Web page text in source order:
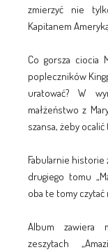
zmierzyć nie
Kapitanem
Co gorsza ciocia
popleczników
uratować? W
małżeństwo z
szansa, żeby
Fabularnie
drugiego tomu
oba te tomy czytać
Album zawiera
zeszytach